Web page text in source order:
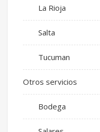
La Rioja
Salta
Tucuman
Otros servicios
Bodega